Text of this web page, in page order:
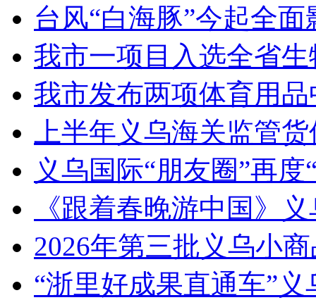
台风“白海豚”今起全面
我市一项目入选全省
我市发布两项体育用
上半年义乌海关监管
义乌国际“朋友圈”再度
《跟着春晚游中国》
2026年第三批义乌小
“浙里好成果直通车”